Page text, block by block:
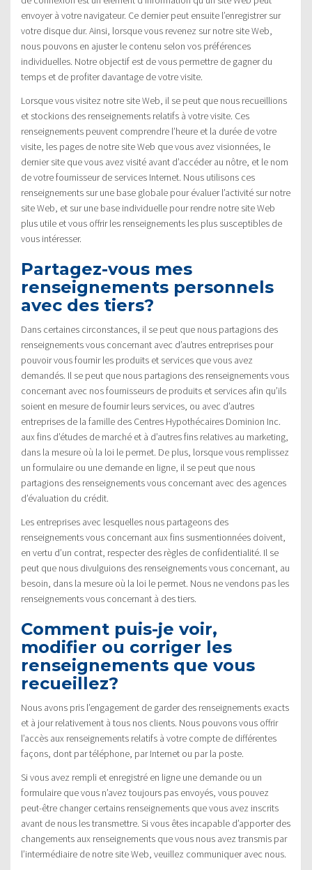
envoyer à votre navigateur. Ce dernier peut ensuite l’enregistrer sur
votre disque dur. Ainsi, lorsque vous revenez sur notre site Web,
nous pouvons en ajuster le contenu selon vos préférences
individuelles. Notre objectif est de vous permettre de gagner du
temps et de profiter davantage de votre visite.
Lorsque vous visitez notre site Web, il se peut que nous recueillions
et stockions des renseignements relatifs à votre visite. Ces
renseignements peuvent comprendre l’heure et la durée de votre
visite, les pages de notre site Web que vous avez visionnées, le
dernier site que vous avez visité avant d’accéder au nôtre, et le nom
de votre fournisseur de services Internet. Nous utilisons ces
renseignements sur une base globale pour évaluer l’activité sur notre
site Web, et sur une base individuelle pour rendre notre site Web
plus utile et vous offrir les renseignements les plus susceptibles de
vous intéresser.
Partagez-vous mes
renseignements personnels
avec des tiers?
Dans certaines circonstances, il se peut que nous partagions des
renseignements vous concernant avec d’autres entreprises pour
pouvoir vous fournir les produits et services que vous avez
demandés. Il se peut que nous partagions des renseignements vous
concernant avec nos fournisseurs de produits et services afin qu’ils
soient en mesure de fournir leurs services, ou avec d’autres
entreprises de la famille des Centres Hypothécaires Dominion Inc.
aux fins d’études de marché et à d’autres fins relatives au marketing,
dans la mesure où la loi le permet. De plus, lorsque vous remplissez
un formulaire ou une demande en ligne, il se peut que nous
partagions des renseignements vous concernant avec des agences
d’évaluation du crédit.
Les entreprises avec lesquelles nous partageons des
renseignements vous concernant aux fins susmentionnées doivent,
en vertu d’un contrat, respecter des règles de confidentialité. Il se
peut que nous divulguions des renseignements vous concernant, au
besoin, dans la mesure où la loi le permet. Nous ne vendons pas les
renseignements vous concernant à des tiers.
Comment puis-je voir,
modifier ou corriger les
renseignements que vous
recueillez?
Nous avons pris l’engagement de garder des renseignements exacts
et à jour relativement à tous nos clients. Nous pouvons vous offrir
l’accès aux renseignements relatifs à votre compte de différentes
façons, dont par téléphone, par Internet ou par la poste.
Si vous avez rempli et enregistré en ligne une demande ou un
formulaire que vous n’avez toujours pas envoyés, vous pouvez
peut-être changer certains renseignements que vous avez inscrits
avant de nous les transmettre. Si vous êtes incapable d’apporter des
changements aux renseignements que vous nous avez transmis par
l’intermédiaire de notre site Web, veuillez communiquer avec nous.